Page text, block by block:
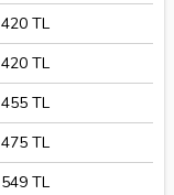
420 TL
420 TL
455 TL
475 TL
549 TL